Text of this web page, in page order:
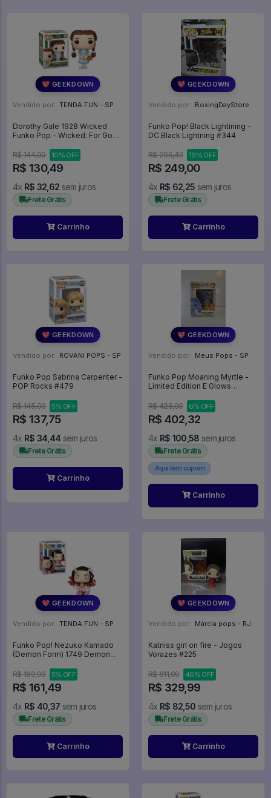
💖 GEEKDOWN
Vendido por: TENDA FUN - SP
Dorothy Gale 1928 Wicked
Funko Pop - Wicked: For Good
FUNKO POP #1928
R$ 144,99 10% OFF
R$ 130,49
4x R$ 32,62 sem juros
Frete Grátis
Carrinho
💖 GEEKDOWN
Vendido por: BoxingDayStore - GO
Funko Pop! Black Lightining -
DC Black Lightning #344
R$ 296,43 16% OFF
R$ 249,00
4x R$ 62,25 sem juros
Frete Grátis
Carrinho
💖 GEEKDOWN
Vendido por: ROVANI POPS - SP
Funko Pop Sabrina Carpenter -
POP Rocks #479
R$ 145,00 5% OFF
R$ 137,75
4x R$ 34,44 sem juros
Frete Grátis
Carrinho
💖 GEEKDOWN
Vendido por: Meus Pops - SP
Funko Pop Moaning Myrtle -
Limited Edition E Glows
Potter #61
R$ 428,00 6% OFF
R$ 402,32
4x R$ 100,58 sem juros
Frete Grátis
Aqui tem cupom
Carrinho
💖 GEEKDOWN
Vendido por: TENDA FUN - SP
Funko Pop! Nezuko Kamado
(Demon Form) 1749 Demon
R$ 169,99
5% OFF
R$ 161,49
4x R$ 40,37 sem juros
Frete Grátis
Carrinho
💖 GEEKDOWN
Vendido por: Márcia pops - RJ
Katniss girl on fire - Jogos
Vorazes #225
R$ 611,09 46% OFF
R$ 329,99
4x R$ 82,50 sem juros
Frete Grátis
Carrinho